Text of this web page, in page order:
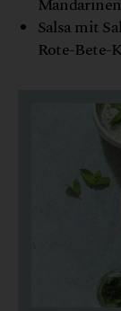
Salsa mit
Rote-Bete-